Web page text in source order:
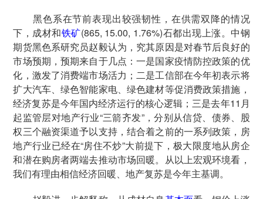
黑色系在节前表现出较强韧性，在供需双降的情况
下，成材和铁矿(865, 15.00, 1.76%)石都出现上涨。中钢
期货黑色系研究员赵毅认为，究其原因是对春节后良好的
市场预期，预期来自于几点：一是国家疫情防控政策的优
化，激发了消费端市场活力；二是工信部在今年初表示将
扩大汽车、绿色智能家电、绿色建材等促消费政策措施，
经济复苏是今年国内经济运行的核心逻辑；三是去年11月
起监管层对地产行业“三箭齐发”，分别从信贷、债券、股
权三个融资渠道予以支持，结合着之前的一系列政策，房
地产行业已经在“房住不炒”大前提下，极大限度地从房企
和潜在购房者两端去推动市场回暖。从以上宏观环境看，
我们有理由相信经济回暖、地产复苏是今年主基调。